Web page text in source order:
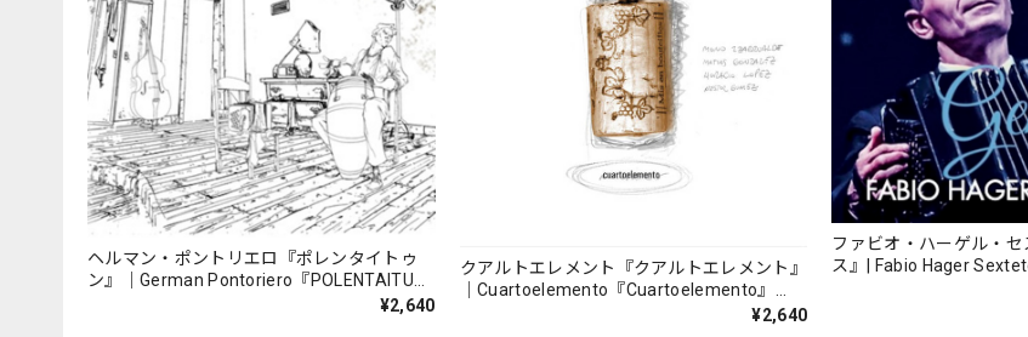
ヘルマン・ポントリエロ『ポレンタイトゥ
ン』｜German Pontoriero『POLENTAITUM
¥2,640
クアルトエレメント『クアルトエレメント』
｜Cuartoelemento『Cuartoelemento』
¥2,640
ファビオ・ハーゲル・
ス』| Fabio Hager